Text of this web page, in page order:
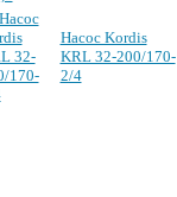
Насос Kordis
KRL 32-200/170-
2/4